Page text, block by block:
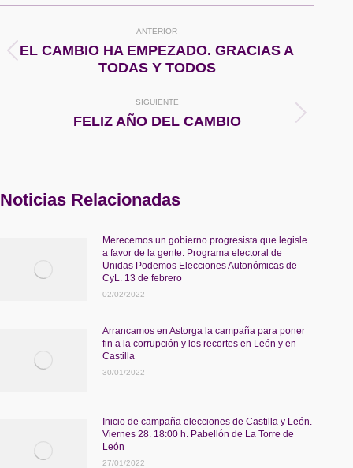
entre
publicaciones
ANTERIOR
Publicación
anterior:
EL CAMBIO HA EMPEZADO. GRACIAS A
TODAS Y TODOS
SIGUIENTE
Publicación
FELIZ AÑO DEL CAMBIO
Noticias Relacionadas
Merecemos un gobierno progresista que legisle
a favor de la gente: Programa electoral de
Unidas Podemos Elecciones Autonómicas de
CyL. 13 de febrero
02/02/2022
Arrancamos en Astorga la campaña para poner
fin a la corrupción y los recortes en León y en
Castilla
30/01/2022
Inicio de campaña elecciones de Castilla y León.
Viernes 28. 18:00 h. Pabellón de La Torre de
León
27/01/2022